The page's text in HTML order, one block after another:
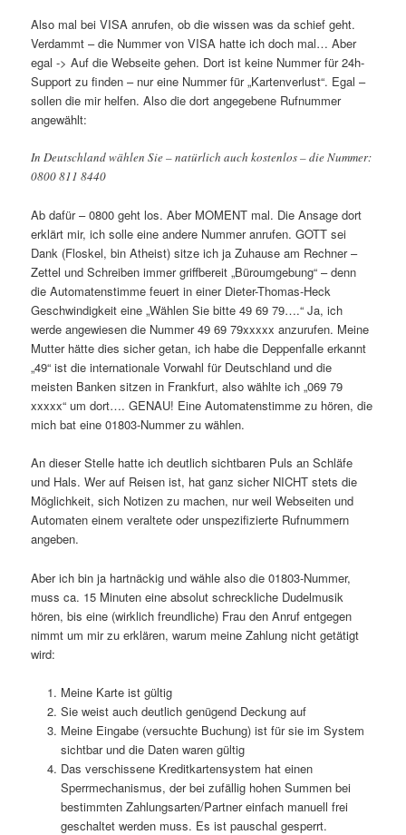
Also mal bei VISA anrufen, ob die wissen was da schief geht.
Verdammt – die Nummer von VISA hatte ich doch mal… Aber
egal -> Auf die Webseite gehen. Dort ist keine Nummer für 24h-
Support zu finden – nur eine Nummer für „Kartenverlust“. Egal –
sollen die mir helfen. Also die dort angegebene Rufnummer
angewählt:
In Deutschland wählen Sie – natürlich auch kostenlos – die Nummer:
0800 811 8440
Ab dafür – 0800 geht los. Aber MOMENT mal. Die Ansage dort
erklärt mir, ich solle eine andere Nummer anrufen. GOTT sei
Dank (Floskel, bin Atheist) sitze ich ja Zuhause am Rechner –
Zettel und Schreiben immer griffbereit „Büroumgebung“ – denn
die Automatenstimme feuert in einer Dieter-Thomas-Heck
Geschwindigkeit eine „Wählen Sie bitte 49 69 79….“ Ja, ich
werde angewiesen die Nummer 49 69 79xxxxx anzurufen. Meine
Mutter hätte dies sicher getan, ich habe die Deppenfalle erkannt
„49“ ist die internationale Vorwahl für Deutschland und die
meisten Banken sitzen in Frankfurt, also wählte ich „069 79
xxxxx“ um dort…. GENAU! Eine Automatenstimme zu hören, die
mich bat eine 01803-Nummer zu wählen.
An dieser Stelle hatte ich deutlich sichtbaren Puls an Schläfe
und Hals. Wer auf Reisen ist, hat ganz sicher NICHT stets die
Möglichkeit, sich Notizen zu machen, nur weil Webseiten und
Automaten einem veraltete oder unspezifizierte Rufnummern
angeben.
Aber ich bin ja hartnäckig und wähle also die 01803-Nummer,
muss ca. 15 Minuten eine absolut schreckliche Dudelmusik
hören, bis eine (wirklich freundliche) Frau den Anruf entgegen
nimmt um mir zu erklären, warum meine Zahlung nicht getätigt
wird:
Meine Karte ist gültig
Sie weist auch deutlich genügend Deckung auf
Meine Eingabe (versuchte Buchung) ist für sie im System
sichtbar und die Daten waren gültig
Das verschissene Kreditkartensystem hat einen
Sperrmechanismus, der bei zufällig hohen Summen bei
bestimmten Zahlungsarten/Partner einfach manuell frei
geschaltet werden muss. Es ist pauschal gesperrt.